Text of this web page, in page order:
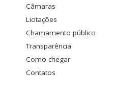
Câmaras
Licitações
Chamamento público
Transparência
Como chegar
Contatos